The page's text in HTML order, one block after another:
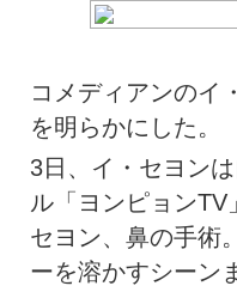
コメディアンのイ
を明らかにした。
3日、イ・セヨン
ル「ヨンピョンTV
セヨン、鼻の手術
ーを溶かすシーン